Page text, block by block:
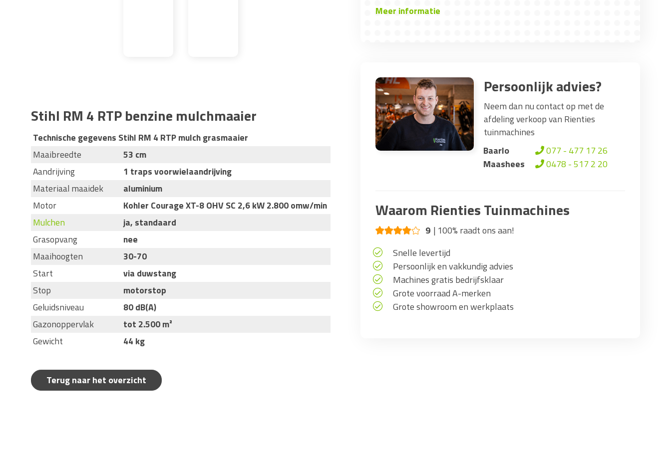
Meer informatie
Persoonlijk advies?
Neem dan nu contact op met de
afdeling verkoop van Rienties
tuinmachines
Baarlo
077 - 477 17 26
Maashees
0478 - 517 2 20
Waarom Rienties Tuinmachines
9 100% raadt ons aan!
Snelle levertijd
Persoonlijk en vakkundig advies
Machines gratis bedrijfsklaar
Grote voorraad A-merken
Grote showroom en werkplaats
Stihl RM 4 RTP benzine mulchmaaier
Technische gegevens Stihl RM 4 RTP mulch grasmaaier
Maaibreedte
53 cm
Aandrijving
1 traps voorwielaandrijving
Materiaal maaidek
aluminium
Motor
Kohler Courage XT-8 OHV SC 2,6 kW 2.800 omw/min
Mulchen
ja, standaard
Grasopvang
nee
Maaihoogten
30-70
Start
via duwstang
Stop
motorstop
Geluidsniveau
80 dB(A)
Gazonoppervlak
tot 2.500 m²
Gewicht
44 kg
Terug naar het overzicht